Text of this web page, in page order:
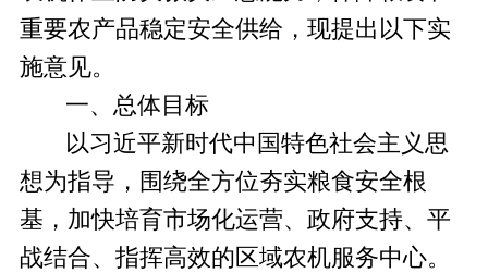
重要农产品稳定安全供给，现提出以下实
施意见。
一、总体目标
以习近平新时代中国特色社会主义思
想为指导，围绕全方位夯实粮食安全根
基，加快培育市场化运营、政府支持、平
战结合、指挥高效的区域农机服务中心。